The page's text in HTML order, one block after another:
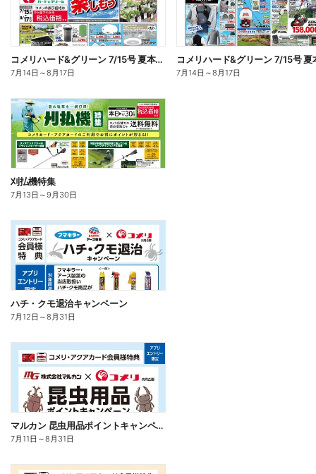
コメリハード&グリーン 7/15号 夏本番を楽しもう オモテ
7月14日 ～8月17日 7月14日 ～8月17日
刈払機特集
7月13日 ～9月30日
ハチ・クモ退治キャンペーン
7月12日 ～8月31日
マルカン 昆虫用品ポイントキャンペーン
7月11日 ～8月31日